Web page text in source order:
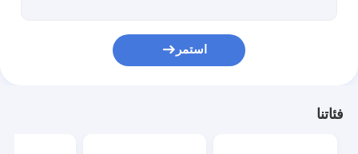
استمر
فئاتنا